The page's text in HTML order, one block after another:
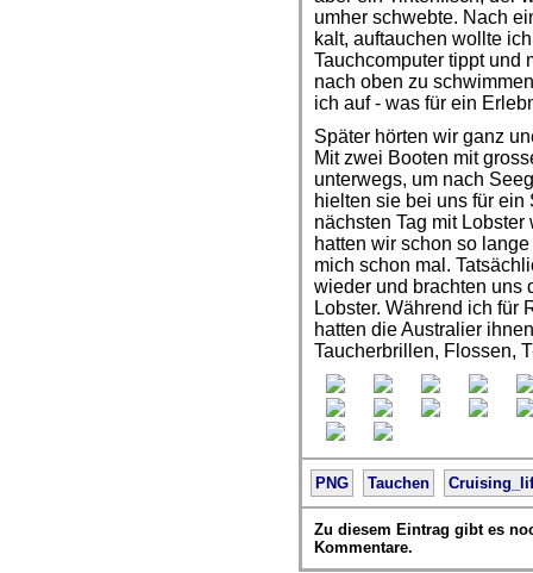
umher schwebte. Nach
kalt, auftauchen wollte
Tauchcomputer tippt und
nach oben zu
ich auf - was für ein
Später hörten wir ganz
Mit zwei Booten mit
unterwegs, um nach
hielten sie bei uns für
nächsten Tag mit Lobster
hatten wir schon so
mich schon mal.
wieder und brachten uns
Lobster. Während ich für
hatten die Australier
Taucherbrillen, Flossen,
PNG Tauchen
Zu diesem Eintrag gibt es
Kommentare.